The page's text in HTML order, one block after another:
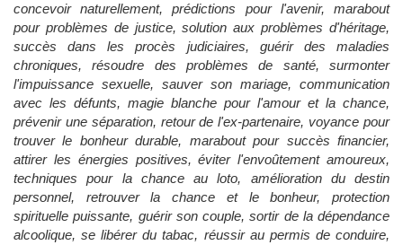
concevoir naturellement, prédictions pour l'avenir, marabout
pour problèmes de justice, solution aux problèmes d'héritage,
succès dans les procès judiciaires, guérir des maladies
chroniques, résoudre des problèmes de santé, surmonter
l'impuissance sexuelle, sauver son mariage, communication
avec les défunts, magie blanche pour l'amour et la chance,
prévenir une séparation, retour de l'ex-partenaire, voyance pour
trouver le bonheur durable, marabout pour succès financier,
attirer les énergies positives, éviter l'envoûtement amoureux,
techniques pour la chance au loto, amélioration du destin
personnel, retrouver la chance et le bonheur, protection
spirituelle puissante, guérir son couple, sortir de la dépendance
alcoolique, se libérer du tabac, réussir au permis de conduire,